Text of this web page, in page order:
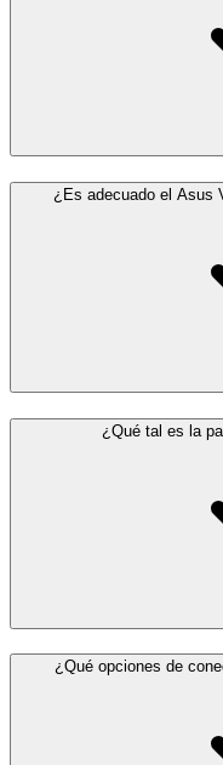
¿Es adecuado el Asus
¿Qué tal es la
¿Qué opciones de